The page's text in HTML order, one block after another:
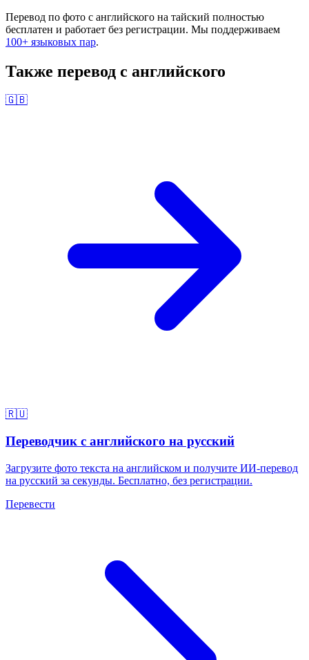
Перевод по фото с английского на тайский полностью
бесплатен и работает без регистрации. Мы поддерживаем
100+ языковых пар.
Также перевод с английского
🇬🇧
🇷🇺
Переводчик с английского на русский
Загрузите фото текста на английском и получите ИИ-перевод
на русский за секунды. Бесплатно, без регистрации.
Перевести